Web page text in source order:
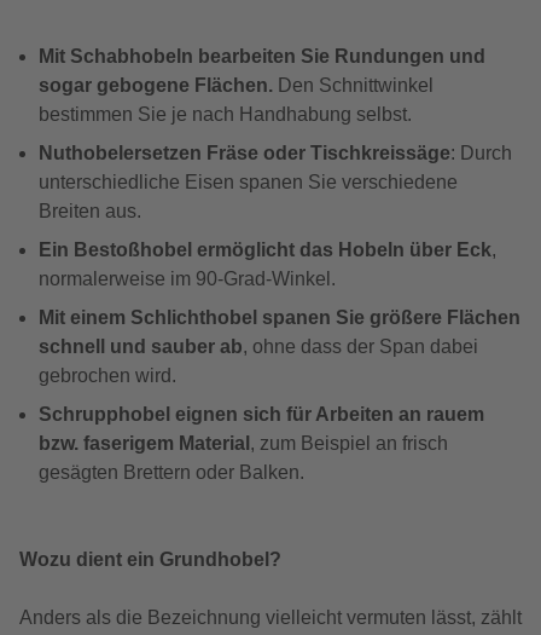
Mit Schabhobeln bearbeiten Sie Rundungen und
sogar gebogene Flächen. Den Schnittwinkel
bestimmen Sie je nach Handhabung selbst.
Nuthobelersetzen Fräse oder Tischkreissäge: Durch
unterschiedliche Eisen spanen Sie verschiedene
Breiten aus.
Ein Bestoßhobel ermöglicht das Hobeln über Eck,
normalerweise im 90-Grad-Winkel.
Mit einem Schlichthobel spanen Sie größere Flächen
schnell und sauber ab, ohne dass der Span dabei
gebrochen wird.
Schrupphobel eignen sich für Arbeiten an rauem
bzw. faserigem Material , zum Beispiel an frisch
gesägten Brettern oder Balken.
Wozu dient ein Grundhobel?
Anders als die Bezeichnung vielleicht vermuten lässt, zählt